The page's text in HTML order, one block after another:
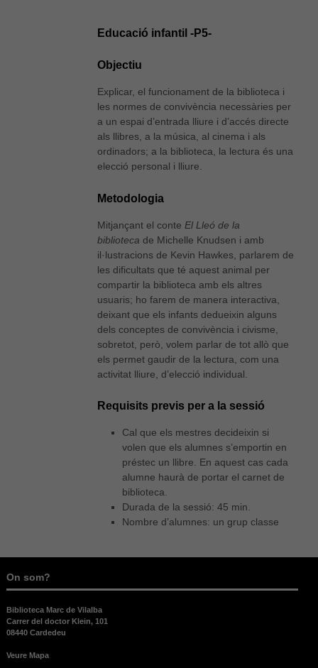
Educació infantil -P5-
Objectiu
Explicar, el funcionament de la biblioteca i
les normes de convivència necessàries per
a un espai d’entrada lliure i d’accés directe
als llibres, a la música, al cinema i als
ordinadors; a la biblioteca, la lectura és una
elecció personal i lliure.
Metodologia
Mitjançant el conte El Lleó de la
biblioteca de Michelle Knudsen i amb
il·lustracions de Kevin Hawkes, parlarem de
les dificultats que té aquest animal per
compartir la biblioteca amb els altres
usuaris; ho farem de manera interactiva,
deixant que els infants dedueixin alguns
dels conceptes de convivència i civisme,
sobretot, però, volem parlar de tot allò que
els permet gaudir de la lectura, com una
activitat lliure, d’elecció individual.
Requisits previs per a la sessió
Cal que els mestres decideixin si
volen que els alumnes s’emportin en
préstec un llibre. En aquest cas cada
alumne haurà de portar el carnet de
biblioteca.
Durada de la sessió: 45 min.
Nombre d’alumnes: un grup classe
On som?
Biblioteca Marc de Vilalba
Carrer del doctor Klein, 101
08440 Cardedeu
Veure Mapa